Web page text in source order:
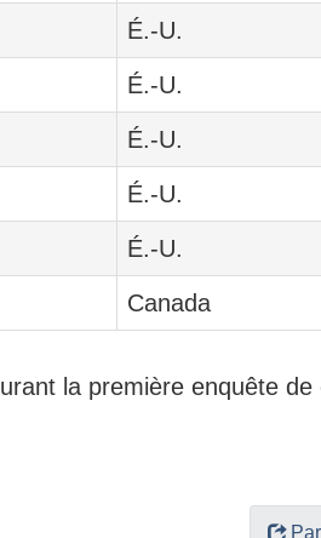
É.-U.
É.-U.
É.-U.
É.-U.
É.-U.
Canada
la première enquête de